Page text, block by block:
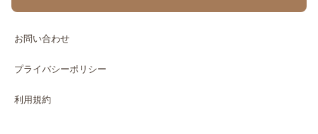
お問い合わせ
プライバシーポリシー
利用規約